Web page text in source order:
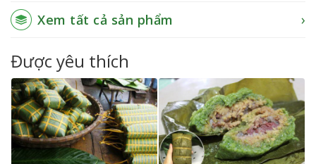
Xem tất cả sản phẩm
Được yêu thích